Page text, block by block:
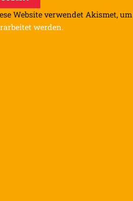
Website verwendet Akismet,
werden.